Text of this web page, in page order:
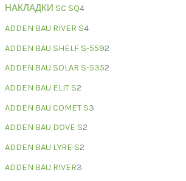
НАКЛАДКИ SC SQ4
ADDEN BAU RIVER S4
ADDEN BAU SHELF S-5592
ADDEN BAU SOLAR S-5352
ADDEN BAU ELIT S2
ADDEN BAU COMET S3
ADDEN BAU DOVE S2
ADDEN BAU LYRE S2
ADDEN BAU RIVER3